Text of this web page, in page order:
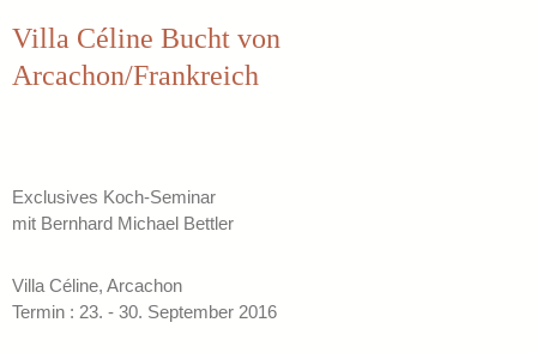
Villa Céline Bucht von
Arcachon/Frankreich
Exclusives Koch-Seminar
mit Bernhard Michael Bettler
Villa Céline, Arcachon
Termin : 23. - 30. September 2016